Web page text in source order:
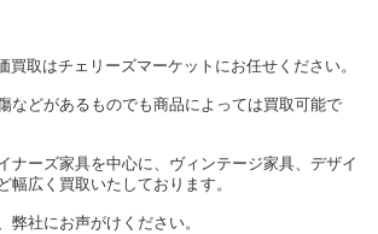
買取はチェリーズマーケットにお任せください。
などがあるものでも商品によっては買取可能で
ナーズ家具を中心に、ヴィンテージ家具、デザイ
幅広く買取いたしております。
弊社にお声がけください。